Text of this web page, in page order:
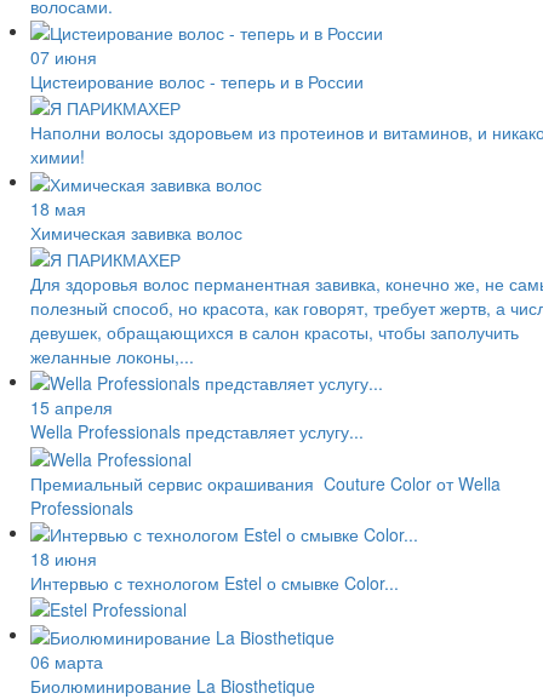
волосами.
07 июня
Цистеирование волос - теперь и в России
Наполни волосы здоровьем из протеинов и витаминов, и
химии!
18 мая
Химическая завивка волос
Для здоровья волос перманентная завивка, конечно же, не
полезный способ, но красота, как говорят, требует жертв, а
девушек, обращающихся в салон красоты, чтобы заполучить
желанные локоны,...
15 апреля
Wella Professionals представляет услугу...
Премиальный сервис окрашивания Couture Color от Wella
Professionals
18 июня
Интервью с технологом Estel о смывке Color...
06 марта
Биолюминирование La Biosthetique